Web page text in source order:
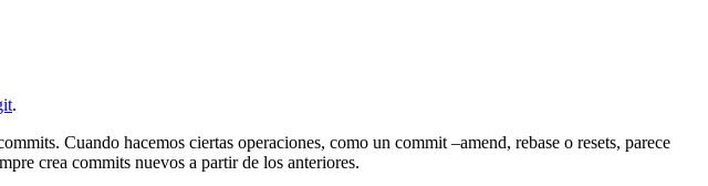
.
Cuando hacemos ciertas operaciones, como un commit –amend, rebase o resets, parece
crea commits nuevos a partir de los anteriores.